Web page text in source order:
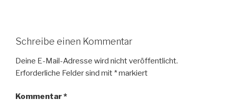
Schreibe einen Kommentar
Deine E-Mail-Adresse wird nicht veröffentlicht.
Erforderliche Felder sind mit *markiert
Kommentar*